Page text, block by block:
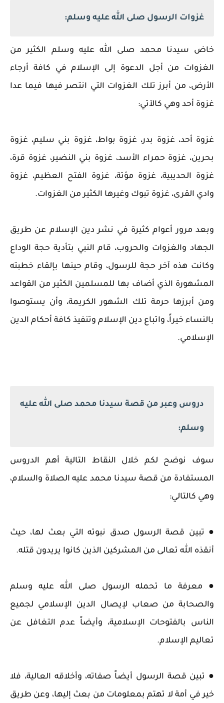
غزوات الرسول صلى الله عليه وسلم:
خاض سيدنا محمد صلى الله عليه وسلم الكثير من
الغزوات من أجل الدعوة إلى الإسلام في كافة أرجاء
الأرض، من أبرز تلك الغزوات التي انتصر فيها فيما عدا
غزوة أحد وهي كالآتي:
غزوة أحد، غزوة بدر، غزوة بواط، غزوة بني سليم، غزوة
بحرين، غزوة حمراء الأسد، غزوة بني النضير، غزوة قرة،
غزوة الحديبية، غزوة مؤتة، غزوة الفتح العظيم، غزوة
وادي القرى، غزوة تبوك وغيرها الكثير من الغزوات.
وبعد مرور أعوام كثيرة في نشر دين الإسلام عن طريق
الجهاد والغزوات والحروب، قام النبي بتأدية حجة الوداع
وكانت هذه آخر حجة للرسول، وقام حينها بإلقاء خطبته
المشهورة الذي أضاف بها للمسلمين الكثير من القواعد
ومن أبرزها حرمة تلك الشهور الكريمة، وأن يستوصوا
بالنساء خيراً، واتباع دين الإسلام وتنفيذ كافة أحكام الدين
الإسلامي.
دروس وعبر من قصة سيدنا محمد صلى الله عليه
وسلم:
سوف نوضح لكم خلال النقاط التالية أهم الدروس
المستفادة من قصة سيدنا محمد عليه الصلاة والسلام،
وهي كالتالي:
● تبين قصة الرسول صدق نبوته التي بعث لها، حيث
أنقذه الله تعالى من المشركين الذين كانوا يريدون قتله.
● معرفة ما تحمله الرسول صلى الله عليه وسلم
والصحابة من صعاب لإيصال الدين الإسلامي لجميع
الناس بالفتوحات الإسلامية، وأيضاً عدم التغافل عن
تعاليم الإسلام.
● تبين قصة الرسول أيضاً صفاته، وأخلاقه العالية، فلا
خير في أمة لا تهتم بمعلومات من بعث إليها، وعن طريق